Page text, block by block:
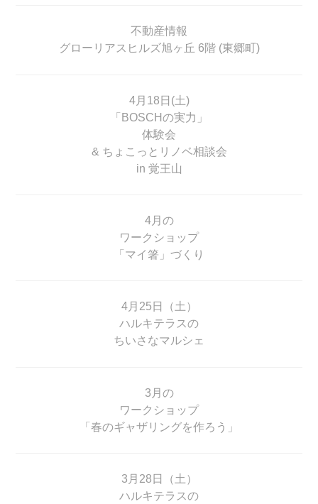
不動産情報
グローリアスヒルズ旭ヶ丘 6階 (東郷町)
4月18日(土)
「BOSCHの実力」
体験会
& ちょこっとリノベ相談会
in 覚王山
4月の
ワークショップ
「マイ箸」づくり
4月25日（土）
ハルキテラスの
ちいさなマルシェ
3月の
ワークショップ
「春のギャザリングを作ろう」
3月28日（土）
ハルキテラスの